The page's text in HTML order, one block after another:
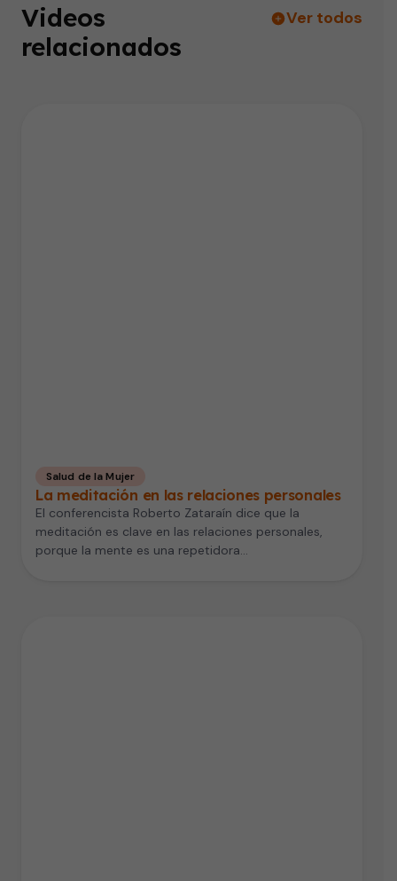
Videos
relacionados
Ver todos
Salud de la Mujer
La meditación en las relaciones personales
El conferencista Roberto Zataraín dice que la
meditación es clave en las relaciones personales,
porque la mente es una repetidora…